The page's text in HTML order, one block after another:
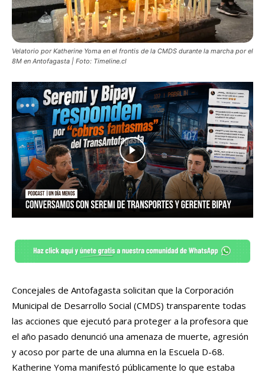
Velatorio por Katherine Yoma en el frontis de la CMDS durante la marcha por el
8M en Antofagasta | Foto: Timeline.cl
Concejales de Antofagasta solicitan que la Corporación
Municipal de Desarrollo Social (CMDS) transparente todas
las acciones que ejecutó para proteger a la profesora que
el año pasado denunció una amenaza de muerte, agresión
y acoso por parte de una alumna en la Escuela D-68.
Katherine Yoma manifestó públicamente lo que estaba